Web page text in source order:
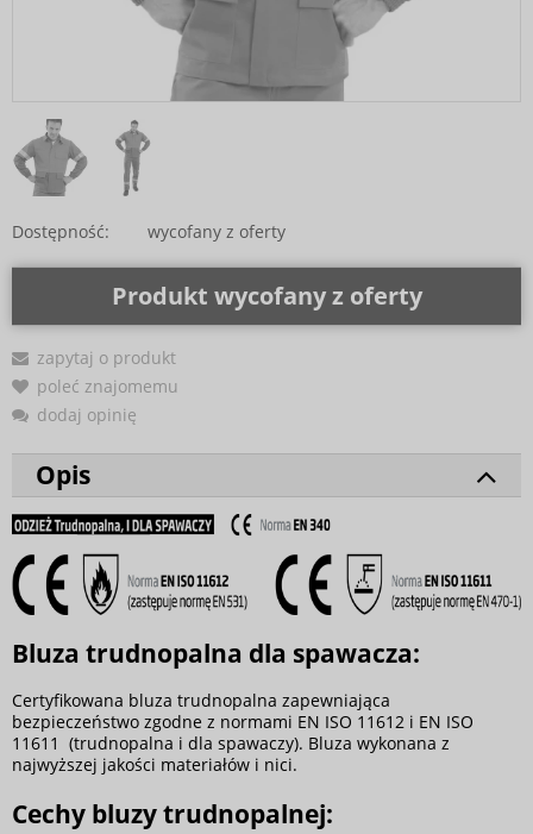
Dostępność: wycofany z oferty
Produkt wycofany z oferty
zapytaj o produkt
poleć znajomemu
dodaj opinię
Opis
Bluza trudnopalna dla spawacza:
Certyfikowana bluza trudnopalna zapewniająca
bezpieczeństwo zgodne z normami EN ISO 11612 i EN ISO
11611 (trudnopalna i dla spawaczy). Bluza wykonana z
najwyższej jakości materiałów i nici.
Cechy bluzy trudnopalnej: